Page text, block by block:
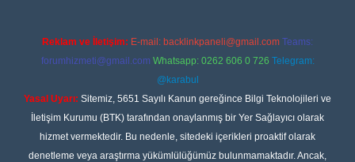
Reklam ve İletişim: E-mail: backlinkpaneli@gmail.com Teams:
forumhizmeti@gmail.com Whatsapp: 0262 606 0 726 Telegram:
@karabul
Yasal Uyarı: Sitemiz, 5651 Sayılı Kanun gereğince Bilgi Teknolojileri ve
İletişim Kurumu (BTK) tarafından onaylanmış bir Yer Sağlayıcı olarak
hizmet vermektedir. Bu nedenle, sitedeki içerikleri proaktif olarak
denetleme veya araştırma yükümlülüğümüz bulunmamaktadır. Ancak,